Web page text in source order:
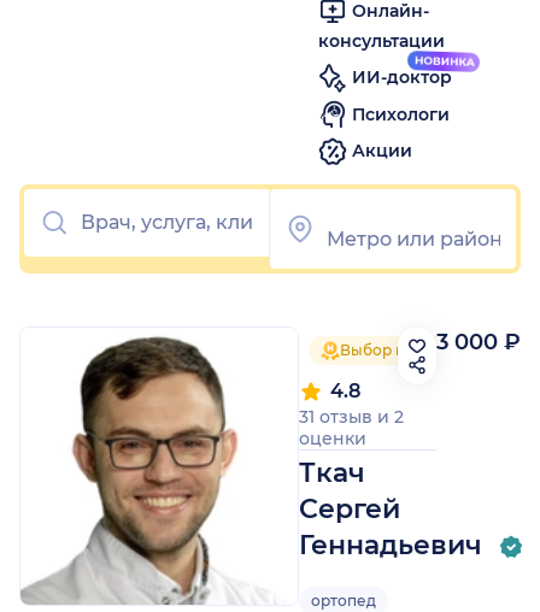
Онлайн-
консультации
ИИ-доктор
Психологи
Акции
Выбор пациентов 2025
Ткач
Сергей
Геннадьевич
4.8
31 отзыв и 2
оценки
ортопед
3 000 ₽